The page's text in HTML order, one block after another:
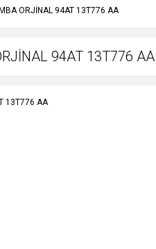
ORJİNAL 94AT 13T776 AA
94AT 13T776 AA